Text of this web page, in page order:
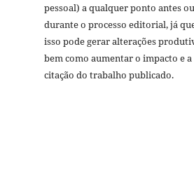
pessoal) a qualquer ponto antes ou
durante o processo editorial, já
isso pode gerar alterações
bem como aumentar o impacto e a
citação do trabalho publicado.